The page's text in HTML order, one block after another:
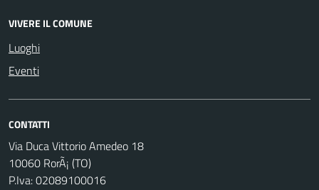
VIVERE IL COMUNE
Luoghi
Eventi
CONTATTI
Via Duca Vittorio Amedeo 18
10060 RorÃ¡ (TO)
P.Iva: 02089100016